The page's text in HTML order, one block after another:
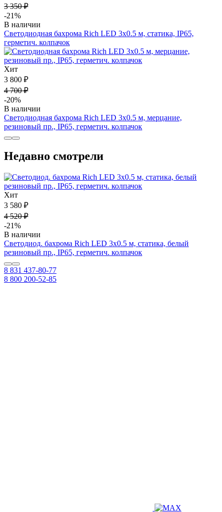
3 350 ₽
-21%
В наличии
Светодиодная бахрома Rich LED 3х0.5 м, статика, IP65,
герметич. колпачок
Хит
3 800 ₽
4 700 ₽
-20%
В наличии
Светодиодная бахрома Rich LED 3х0.5 м, мерцание,
резиновый пр., IP65, герметич. колпачок
Недавно смотрели
Хит
3 580 ₽
4 520 ₽
-21%
В наличии
Светодиод. бахрома Rich LED 3х0.5 м, статика, белый
резиновый пр., IP65, герметич. колпачок
8 831 437-80-77
8 800 200-52-85